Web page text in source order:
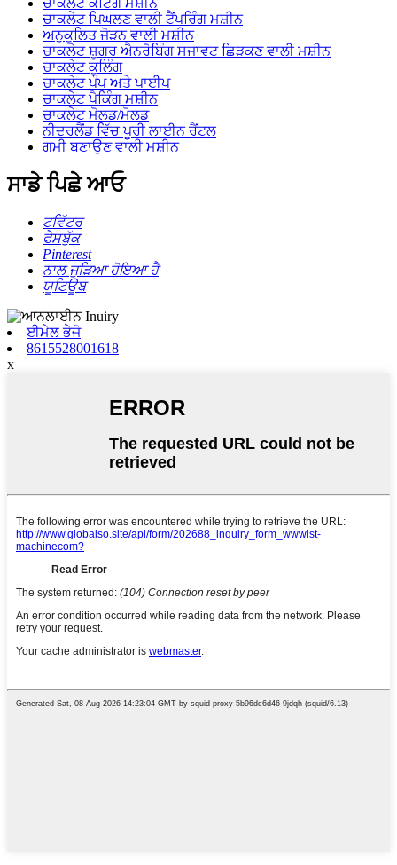
ਚਾਕਲੇਟ ਕੋਟਿੰਗ ਮਸ਼ੀਨ
ਚਾਕਲੇਟ ਪਿਘਲਣ ਵਾਲੀ ਟੈਂਪਰਿੰਗ ਮਸ਼ੀਨ
ਅਨੁਕੂਲਿਤ ਜੋੜਨ ਵਾਲੀ ਮਸ਼ੀਨ
ਚਾਕਲੇਟ ਸ਼ੂਗਰ ਐਨਰੋਬਿੰਗ ਸਜਾਵਟ ਛਿੜਕਣ ਵਾਲੀ ਮਸ਼ੀਨ
ਚਾਕਲੇਟ ਕੂਲਿੰਗ
ਚਾਕਲੇਟ ਪੰਪ ਅਤੇ ਪਾਈਪ
ਚਾਕਲੇਟ ਪੈਕਿੰਗ ਮਸ਼ੀਨ
ਚਾਕਲੇਟ ਮੋਲਡ/ਮੋਲਡ
ਨੀਦਰਲੈਂਡ ਵਿੱਚ ਪੂਰੀ ਲਾਈਨ ਰੈਂਟਲ
ਗਮੀ ਬਣਾਉਣ ਵਾਲੀ ਮਸ਼ੀਨ
ਸਾਡੇ ਪਿਛੇ ਆਓ
ਟਵਿੱਟਰ
ਫੇਸਬੁੱਕ
Pinterest
ਨਾਲ ਜੁੜਿਆ ਹੋਇਆ ਹੈ
ਯੂਟਿਊਬ
ਈਮੇਲ ਭੇਜੋ
8615528001618
x